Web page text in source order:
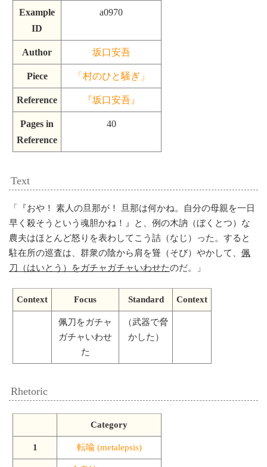
Example
ID
a0970
Author 坂口安吾
Piece 「村のひと騒ぎ」
Reference 『坂口安吾』
Pages in
Reference
40
Text
「
『おや！ 素人の旦那が！ 旦那は何かね。自分の母親を一日
早く殺そうという魂胆かね！』と、例の木訥（ぼくとつ）な
農夫はほとんど怒りを表わしてこう詰（なじ）った。すると
駐在所の巡査は、群衆の陰から肩を聳（そび）やかして、 佩
刀（はいとう）をガチャガチャいわせたのだ。 」
Context Focus Standard Context
佩刀をガチャ
ガチャいわせ
た
（武器で脅
かした）
Rhetoric
Category
1 転喩 (metalepsis)